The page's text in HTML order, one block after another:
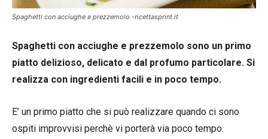
Spaghetti con acciughe e prezzemolo -ricettasprint.it
Spaghetti con acciughe e prezzemolo sono un primo
piatto delizioso, delicato e dal profumo particolare. Si
realizza con ingredienti facili e in poco tempo.
E’ un primo piatto che si può realizzare quando ci sono
ospiti improvvisi perchè vi porterà via poco tempo.